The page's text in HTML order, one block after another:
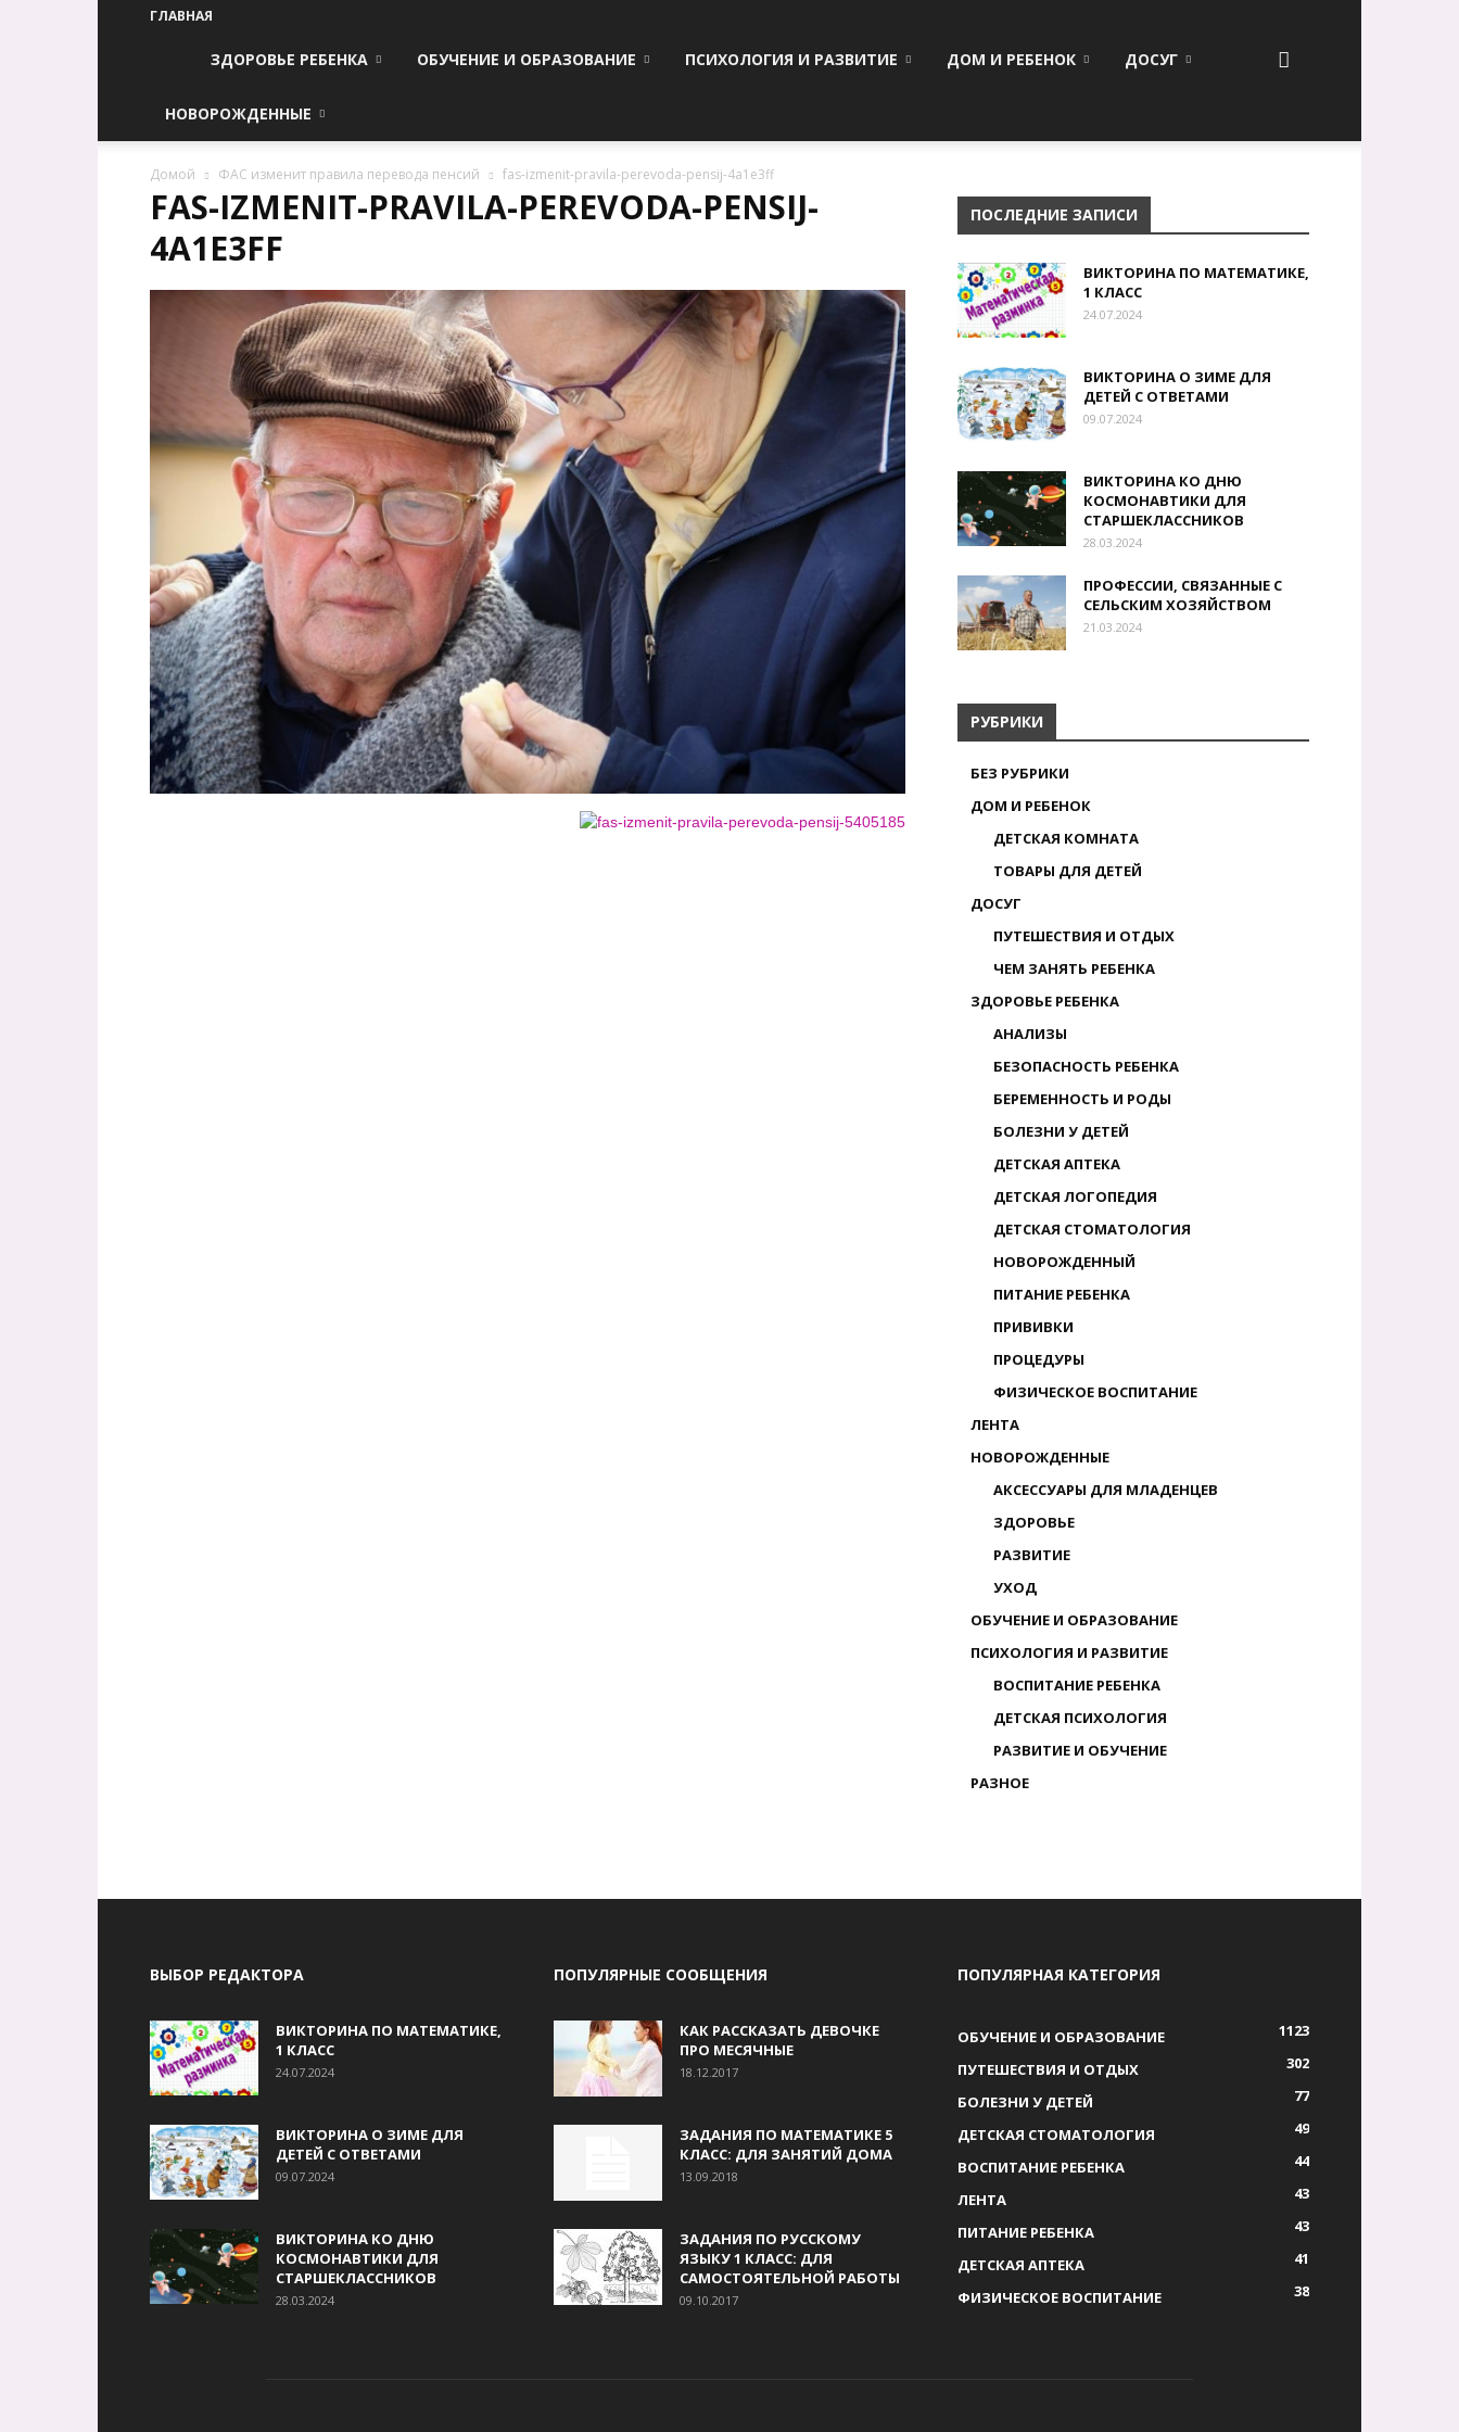
ГЛАВНАЯ
ЗДОРОВЬЕ РЕБЕНКА ОБУЧЕНИЕ И ОБРАЗОВАНИЕ ПСИХОЛОГИЯ И РАЗВИТИЕ ДОМ И РЕБЕНОК ДОСУГ
НОВОРОЖДЕННЫЕ
Домой ФАС изменит правила перевода пенсий fas-izmenit-pravila-perevoda-pensij-4a1e3ff
FAS-IZMENIT-PRAVILA-PEREVODA-PENSIJ-
4A1E3FF
ПОСЛЕДНИЕ ЗАПИСИ
ВИКТОРИНА ПО МАТЕМАТИКЕ,
1 КЛАСС
24.07.2024
ВИКТОРИНА О ЗИМЕ ДЛЯ
ДЕТЕЙ С ОТВЕТАМИ
09.07.2024
ВИКТОРИНА КО ДНЮ
КОСМОНАВТИКИ ДЛЯ
СТАРШЕКЛАССНИКОВ
28.03.2024
ПРОФЕССИИ, СВЯЗАННЫЕ С
СЕЛЬСКИМ ХОЗЯЙСТВОМ
21.03.2024
РУБРИКИ
БЕЗ РУБРИКИ
ДОМ И РЕБЕНОК
ДЕТСКАЯ КОМНАТА
ТОВАРЫ ДЛЯ ДЕТЕЙ
ДОСУГ
ПУТЕШЕСТВИЯ И ОТДЫХ
ЧЕМ ЗАНЯТЬ РЕБЕНКА
ЗДОРОВЬЕ РЕБЕНКА
АНАЛИЗЫ
БЕЗОПАСНОСТЬ РЕБЕНКА
БЕРЕМЕННОСТЬ И РОДЫ
БОЛЕЗНИ У ДЕТЕЙ
ДЕТСКАЯ АПТЕКА
ДЕТСКАЯ ЛОГОПЕДИЯ
ДЕТСКАЯ СТОМАТОЛОГИЯ
НОВОРОЖДЕННЫЙ
ПИТАНИЕ РЕБЕНКА
ПРИВИВКИ
ПРОЦЕДУРЫ
ФИЗИЧЕСКОЕ ВОСПИТАНИЕ
ЛЕНТА
НОВОРОЖДЕННЫЕ
АКСЕССУАРЫ ДЛЯ МЛАДЕНЦЕВ
ЗДОРОВЬЕ
РАЗВИТИЕ
УХОД
ОБУЧЕНИЕ И ОБРАЗОВАНИЕ
ПСИХОЛОГИЯ И РАЗВИТИЕ
ВОСПИТАНИЕ РЕБЕНКА
ДЕТСКАЯ ПСИХОЛОГИЯ
РАЗВИТИЕ И ОБУЧЕНИЕ
РАЗНОЕ
ВЫБОР РЕДАКТОРА
ВИКТОРИНА ПО МАТЕМАТИКЕ,
1 КЛАСС
24.07.2024
ВИКТОРИНА О ЗИМЕ ДЛЯ
ДЕТЕЙ С ОТВЕТАМИ
09.07.2024
ВИКТОРИНА КО ДНЮ
КОСМОНАВТИКИ ДЛЯ
СТАРШЕКЛАССНИКОВ
28.03.2024
ПОПУЛЯРНЫЕ СООБЩЕНИЯ
КАК РАССКАЗАТЬ ДЕВОЧКЕ
ПРО МЕСЯЧНЫЕ
18.12.2017
ЗАДАНИЯ ПО МАТЕМАТИКЕ 5
КЛАСС: ДЛЯ ЗАНЯТИЙ ДОМА
13.09.2018
ЗАДАНИЯ ПО РУССКОМУ
ЯЗЫКУ 1 КЛАСС: ДЛЯ
САМОСТОЯТЕЛЬНОЙ РАБОТЫ
09.10.2017
ПОПУЛЯРНАЯ КАТЕГОРИЯ
ОБУЧЕНИЕ И ОБРАЗОВАНИЕ
1123
ПУТЕШЕСТВИЯ И ОТДЫХ
302
БОЛЕЗНИ У ДЕТЕЙ
77
ДЕТСКАЯ СТОМАТОЛОГИЯ
49
ВОСПИТАНИЕ РЕБЕНКА
44
ЛЕНТА
43
ПИТАНИЕ РЕБЕНКА
43
ДЕТСКАЯ АПТЕКА
41
ФИЗИЧЕСКОЕ ВОСПИТАНИЕ
38